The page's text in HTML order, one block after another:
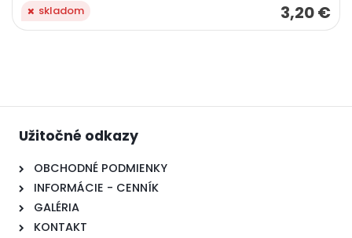
3,20 €
skladom
Užitočné odkazy
OBCHODNÉ PODMIENKY
INFORMÁCIE - CENNÍK
GALÉRIA
KONTAKT